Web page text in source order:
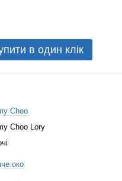
в один клік
Choo
Choo Lory
око